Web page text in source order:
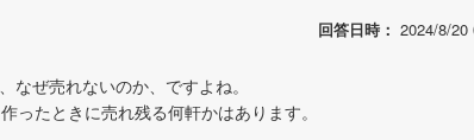
回答日時： 2024/8/20
なぜ売れないのか、ですよね。
ったときに売れ残る何軒かはあります。